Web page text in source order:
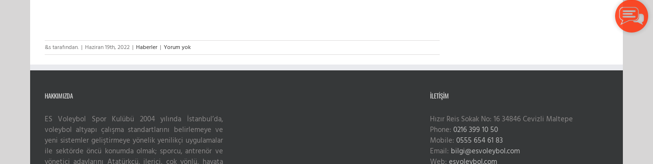
&s tarafından. | Haziran 19th, 2022 | Haberler | Yorum yok
HAKKIMIZDA
ES Voleybol Spor Kulübü 2004 yılında İstanbul’da,
voleybol altyapı çalışma standartlarını belirlemeye ve
yeni sistemler geliştirmeye yönelik yenilikçi uygulamalar
ile sektörde öncü konumda olmak; sporcu, antrenör ve
İLETIŞIM
Hızır Reis Sokak No: 16 34846 Cevizli Maltepe
Phone:0216 399 10 50
Mobile:0555 654 61 83
Email: bilgi@esvoleybol.com